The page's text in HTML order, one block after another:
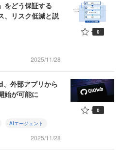
をどう保証する
、リスク低減と説
2025/11/28
0
外部アプリから
始が可能に
AIエージェント
2025/11/28
0